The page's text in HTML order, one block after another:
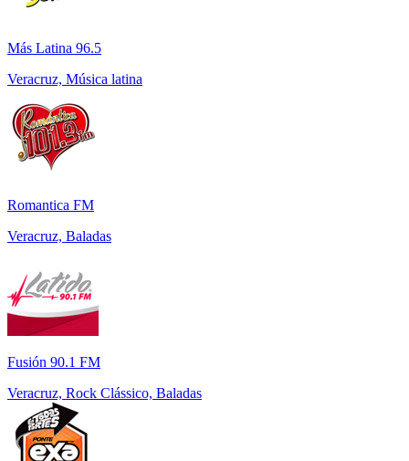
Más Latina 96.5
Veracruz, Música latina
Romantica FM
Veracruz, Baladas
Fusión 90.1 FM
Veracruz, Rock Clássico, Baladas